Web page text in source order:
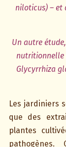
niloticus) – et
Un autre
nutritionnelle
Glycyrrhiza
Les jardiniers
que des
plantes